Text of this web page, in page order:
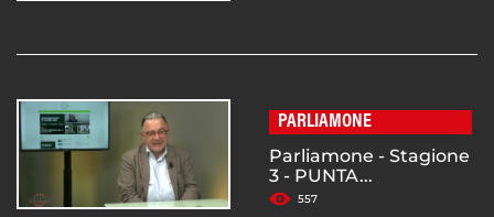
PARLIAMONE
Parliamone - Stagione
3 - PUNTA...
557